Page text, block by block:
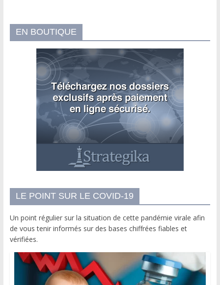
EN BOUTIQUE
LE POINT SUR LE COVID-19
Un point régulier sur la situation de cette pandémie virale afin
de vous tenir informés sur des bases chiffrées fiables et
vérifiées.